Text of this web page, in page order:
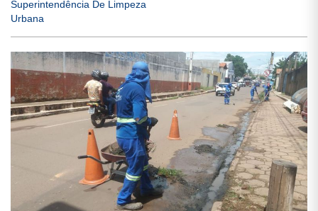
Superintendência De Limpeza
Urbana